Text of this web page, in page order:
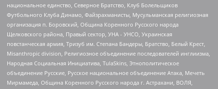
национальное единство, Северное Братство, Клуб Болельщиков
Футбольного Клуба Динамо, Файзрахманисты, Мусульманская религиозная
организация п. Боровский, Община Коренного Русского народа
Щелковского района, Правый сектор, УНА - УНСО, Украинская
повстанческая армия, Тризуб им. Степана Бандеры, Братство, Белый Крест,
Misanthropic division, Религиозное объединение последователей инглиизма,
Народная Социальная Инициатива, TulaSkins, Этнополитическое
объединение Русские, Русское национальное объединение Атака, Мечеть
Мирмамеда, Община Коренного Русского народа г. Астрахани, ВОЛЯ,